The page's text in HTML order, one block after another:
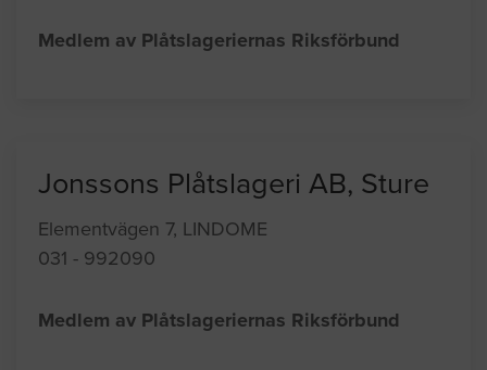
Medlem av Plåtslageriernas Riksförbund
Jonssons Plåtslageri AB, Sture
Elementvägen 7, LINDOME
031 - 992090
Medlem av Plåtslageriernas Riksförbund